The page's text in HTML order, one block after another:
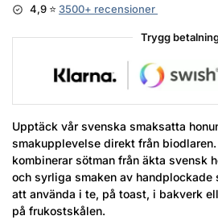
4,9 ⭐ 3500+ recensioner
Trygg
Upptäck vår svenska smaksatta
smakupplevelse direkt från biodlaren.
kombinerar sötman från äkta svensk
och syrliga smaken av handplockade
att använda i te, på toast, i bakverk
på frukostskålen.